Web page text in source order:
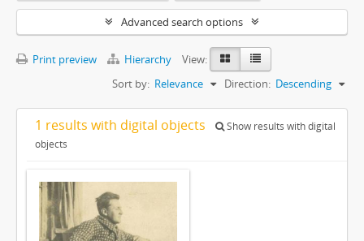
Advanced search options
Print preview Hierarchy
View:
Sort by: Relevance Direction: Descending
1 results with digital objects
Show results with digital
objects